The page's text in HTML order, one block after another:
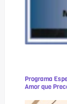
Programa
Amor que